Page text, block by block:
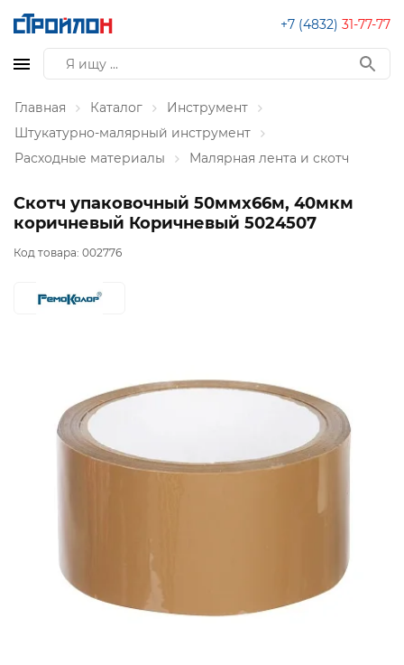
+7 (4832) 31-77-77
Главная Каталог
Инструмент
Штукатурно-малярный инструмент
Расходные материалы
Малярная лента и скотч
Скотч упаковочный 50ммх66м, 40мкм
коричневый Коричневый 5024507
Код товара: 002776